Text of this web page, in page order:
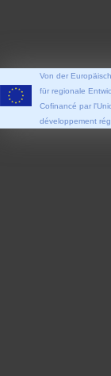
Von der
für regionale
Cofinancé par
développement